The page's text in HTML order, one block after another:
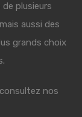
plusieurs
aussi des
grands choix
nos